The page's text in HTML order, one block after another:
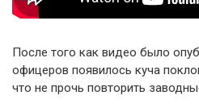
После того как видео было
офицеров появилось куча
что не прочь повторить